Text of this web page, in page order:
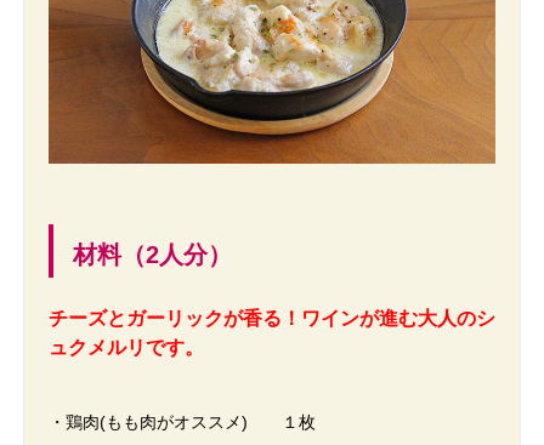
材料（2人分）
チーズとガーリックが香る！ワインが進む大人のシ
ュクメルリです。
・鶏肉(もも肉がオススメ) １枚